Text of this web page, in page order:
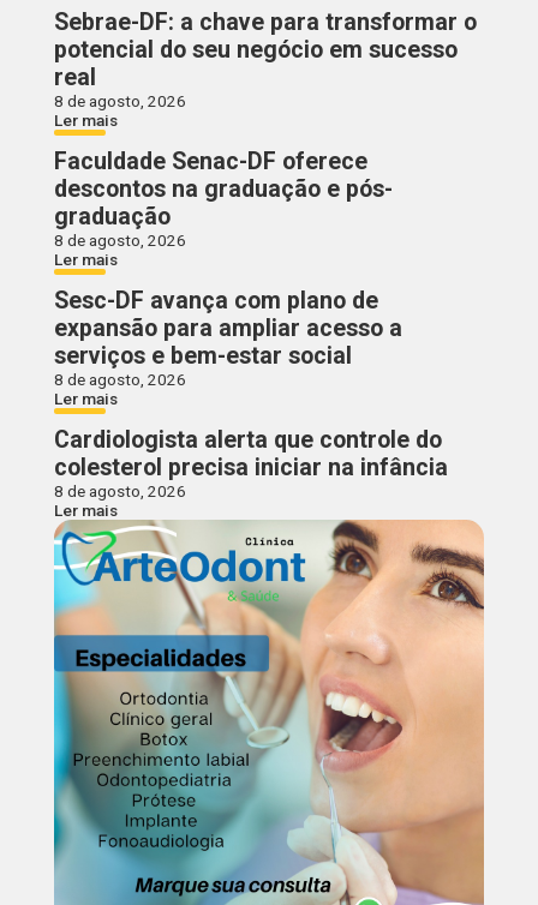
Sebrae-DF: a chave para transformar o
potencial do seu negócio em sucesso
real
8 de agosto, 2026
Ler mais
Faculdade Senac-DF oferece
descontos na graduação e pós-
graduação
8 de agosto, 2026
Ler mais
Sesc-DF avança com plano de
expansão para ampliar acesso a
serviços e bem-estar social
8 de agosto, 2026
Ler mais
Cardiologista alerta que controle do
colesterol precisa iniciar na infância
8 de agosto, 2026
Ler mais